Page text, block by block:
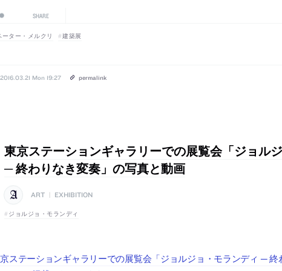
SHARE
ーター・メルクリ 建築展
2016.03.21 Mon 19:27 permalink
東京ステーションギャラリーでの展覧会「ジョル
─ 終わりなき変奏」の写真と動画
ART EXHIBITION
ジョルジョ・モランディ
ステーションギャラリーでの展覧会「ジョルジョ・モランディ ─